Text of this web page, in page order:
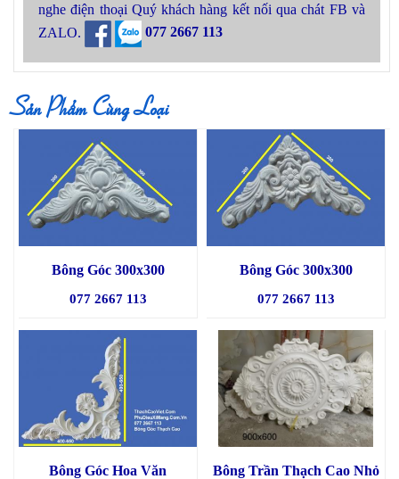
nghe điện thoại Quý khách hàng kết nối qua chát FB và
ZALO.
077 2667 113
Sản Phẩm Cùng Loại
Bông Góc 300x300
077 2667 113
Bông Góc 300x300
077 2667 113
Bông Góc Hoa Văn Bông Trần Thạch Cao Nhỏ